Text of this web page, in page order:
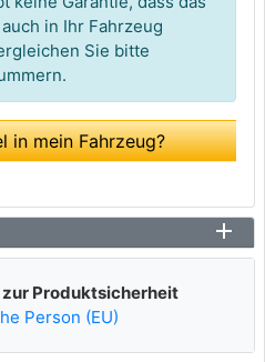
in Ihr Fahrzeug
Sie bitte
in mein Fahrzeug?
Produktsicherheit
Person (EU)